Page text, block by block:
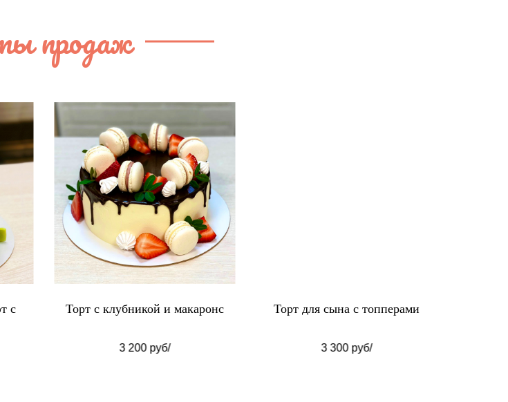
продаж
с
Торт с клубникой и макаронс
3 200 руб/
Торт для сына с топперами
3 300 руб/